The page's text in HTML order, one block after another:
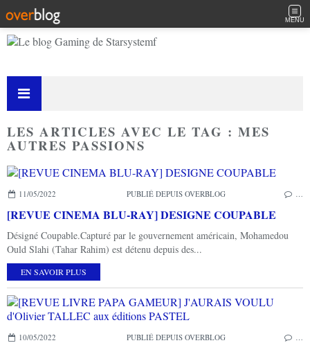
MENU
LES ARTICLES AVEC LE TAG : MES
AUTRES PASSIONS
11/05/2022 PUBLIÉ DEPUIS OVERBLOG
[REVUE CINEMA BLU-RAY] DESIGNE COUPABLE
Désigné Coupable.Capturé par le gouvernement américain, Mohamedou
Ould Slahi (Tahar Rahim) est détenu depuis des...
EN SAVOIR PLUS
10/05/2022 PUBLIÉ DEPUIS OVERBLOG